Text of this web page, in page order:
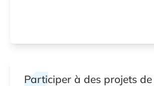
Participer à des projets